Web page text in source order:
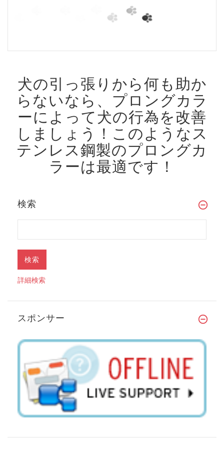
犬の引っ張りから何も助か
らないなら、プロングカラ
ーによって犬の行為を改善
しましょう！ このようなス
テンレス鋼製のプロングカ
ラーは最適です！
検索
詳細検索
スポンサー